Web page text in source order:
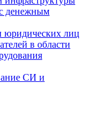
денежным
юридических лиц
в области
СИ и